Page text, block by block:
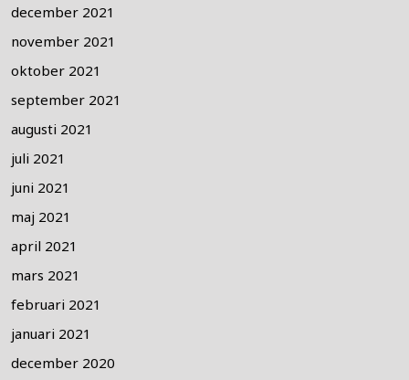
december 2021
november 2021
oktober 2021
september 2021
augusti 2021
juli 2021
juni 2021
maj 2021
april 2021
mars 2021
februari 2021
januari 2021
december 2020